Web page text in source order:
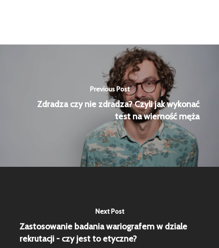
Previous Post
Zdradza czy nie zdradza? Czyli jak wykonać
test na wierność męża
Next Post
Zastosowanie badania wariografem w dziale
rekrutacji - czy jest to etyczne?